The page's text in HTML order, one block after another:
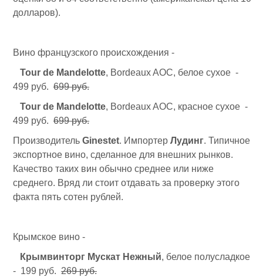
долларов).
Вино французского происхождения -
Tour de Mandelotte, Bordeaux AOC, белое сухое -
499 руб. 699 руб.
Tour de Mandelotte, Bordeaux AOC, красное сухое -
499 руб. 699 руб.
Производитель Ginestet. Импортер Лудинг. Типичное
экспортное вино, сделанное для внешних рынков.
Качество таких вин обычно среднее или ниже
среднего. Вряд ли стоит отдавать за проверку этого
факта пять сотен рублей.
Крымское вино -
Крымвинторг Мускат Нежный, белое полусладкое
- 199 руб. 269 руб.